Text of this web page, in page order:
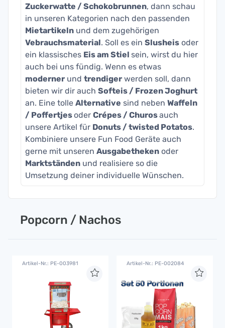
Zuckerwatte / Schokobrunnen, dann schau
in unseren Kategorien nach den passenden
Mietartikeln und dem zugehörigen
Vebrauchsmaterial. Soll es ein Slusheis oder
ein klassisches Eis am Stiel sein, wirst du hier
auch bei uns fündig. Wenn es etwas
moderner und trendiger werden soll, dann
bieten wir dir auch Softeis / Frozen Joghurt
an. Eine tolle Alternative sind neben Waffeln
/ Poffertjesoder Crépes / Churosauch
unsere Artikel für Donuts / twisted Potatos.
Kombiniere unsere Fun Food Geräte auch
gerne mit unseren Ausgabetheken oder
Marktständen und realisiere so die
Umsetzung deiner individuelle Wünschen.
Popcorn / Nachos
Artikel-Nr.: PE-003981 Artikel-Nr.: PE-002084